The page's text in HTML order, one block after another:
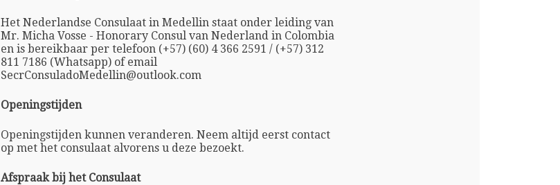
Het Nederlandse Consulaat in Medellin staat onder leiding van
Mr. Micha Vosse - Honorary Consul van Nederland in Colombia
en is bereikbaar per telefoon (+57) (60) 4 366 2591 / (+57) 312
811 7186 (Whatsapp) of email
SecrConsuladoMedellin@outlook.com
Openingstijden
Openingstijden kunnen veranderen. Neem altijd eerst contact
op met het consulaat alvorens u deze bezoekt.
Afspraak bij het Consulaat